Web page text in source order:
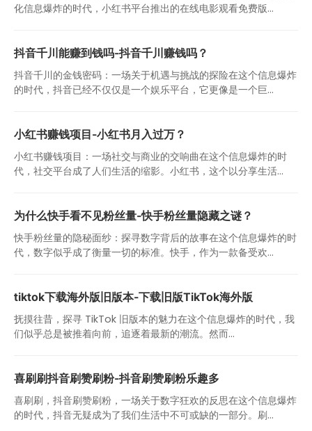
化信息爆炸的时代，小红书平台推出的在线电影观看免费版...
抖音千川能赚到钱吗-抖音千川赚钱吗？
抖音千川的金钱密码：一场关于机遇与挑战的探险在这个信息爆炸
的时代，抖音已经不仅仅是一个娱乐平台，它更像是一个巨...
小红书赚钱项目-小红书月入过万？
小红书赚钱项目：一场社交与商业的交响曲在这个信息爆炸的时
代，社交平台成了人们生活的缩影。小红书，这个以分享生活...
为什么快手看不见粉丝量-快手粉丝量隐藏之谜？
快手粉丝量的隐秘面纱：探寻数字背后的故事在这个信息爆炸的时
代，数字似乎成了衡量一切的标准。快手，作为一款备受欢...
tiktok下载海外版旧版本-下载旧版TikTok海外版
抚摸往昔，探寻 TikTok 旧版本的魅力在这个信息爆炸的时代，我
们似乎总是被推着向前，追逐着最新的潮流。然而...
喜刷刷抖音刷赞刷粉-抖音刷赞刷粉乐趣多
喜刷刷，抖音刷赞刷粉，一场关于数字狂欢的反思在这个信息爆炸
的时代，抖音无疑成为了我们生活中不可或缺的一部分。刷...